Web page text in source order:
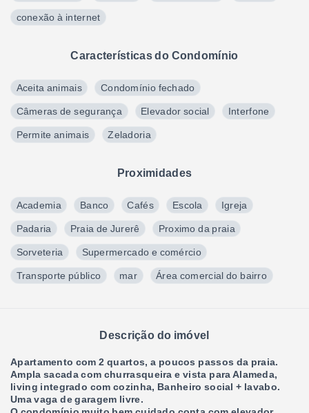
conexão à internet
Características do Condomínio
Aceita animais Condomínio fechado
Câmeras de segurança Elevador social Interfone
Permite animais Zeladoria
Proximidades
Academia Banco Cafés Escola Igreja
Padaria Praia de Jurerê Proximo da praia
Sorveteria Supermercado e comércio
Transporte público mar Área comercial do bairro
Descrição do imóvel
Apartamento com 2 quartos, a poucos passos da praia.
Ampla sacada com churrasqueira e vista para Alameda,
living integrado com cozinha, Banheiro social + lavabo.
Uma vaga de garagem livre.